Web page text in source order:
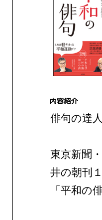
俳句の達
東京新聞
井の朝刊
「平和の